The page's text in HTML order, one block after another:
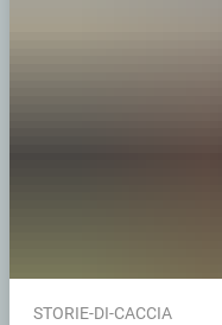
STORIE-DI-CACCIA